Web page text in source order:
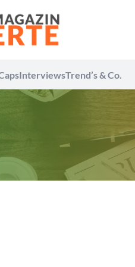
InterviewsTrend’s & Co.